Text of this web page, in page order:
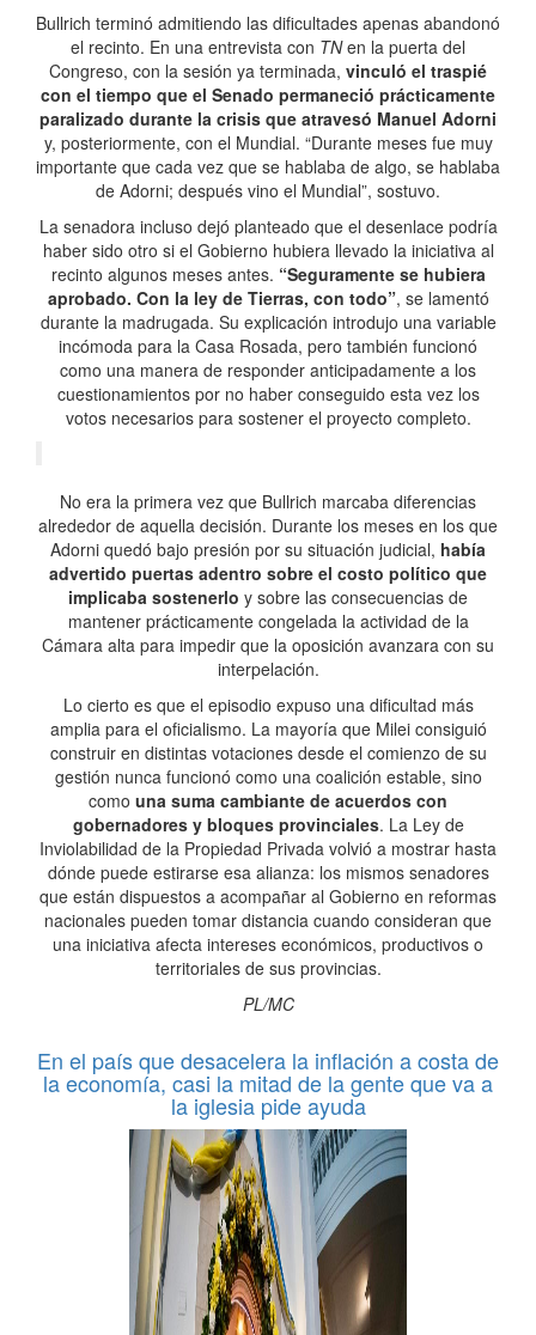
Bullrich terminó admitiendo las dificultades apenas abandonó
el recinto. En una entrevista con TNen la puerta del
Congreso, con la sesión ya terminada, vinculó el traspié
con el tiempo que el Senado permaneció prácticamente
paralizado durante la crisis que atravesó Manuel Adorni
y, posteriormente, con el Mundial. “Durante meses fue muy
importante que cada vez que se hablaba de algo, se hablaba
de Adorni; después vino el Mundial”, sostuvo.
La senadora incluso dejó planteado que el desenlace podría
haber sido otro si el Gobierno hubiera llevado la iniciativa al
recinto algunos meses antes. “Seguramente se hubiera
aprobado. Con la ley de Tierras, con todo”, se lamentó
durante la madrugada. Su explicación introdujo una variable
incómoda para la Casa Rosada, pero también funcionó
como una manera de responder anticipadamente a los
cuestionamientos por no haber conseguido esta vez los
votos necesarios para sostener el proyecto completo.
No era la primera vez que Bullrich marcaba diferencias
alrededor de aquella decisión. Durante los meses en los que
Adorni quedó bajo presión por su situación judicial, había
advertido puertas adentro sobre el costo político que
implicaba sostenerlo y sobre las consecuencias de
mantener prácticamente congelada la actividad de la
Cámara alta para impedir que la oposición avanzara con su
interpelación.
Lo cierto es que el episodio expuso una dificultad más
amplia para el oficialismo. La mayoría que Milei consiguió
construir en distintas votaciones desde el comienzo de su
gestión nunca funcionó como una coalición estable, sino
como una suma cambiante de acuerdos con
gobernadores y bloques provinciales. La Ley de
Inviolabilidad de la Propiedad Privada volvió a mostrar hasta
dónde puede estirarse esa alianza: los mismos senadores
que están dispuestos a acompañar al Gobierno en reformas
nacionales pueden tomar distancia cuando consideran que
una iniciativa afecta intereses económicos, productivos o
territoriales de sus provincias.
PL/MC
En el país que desacelera la inflación a costa de
la economía, casi la mitad de la gente que va a
la iglesia pide ayuda